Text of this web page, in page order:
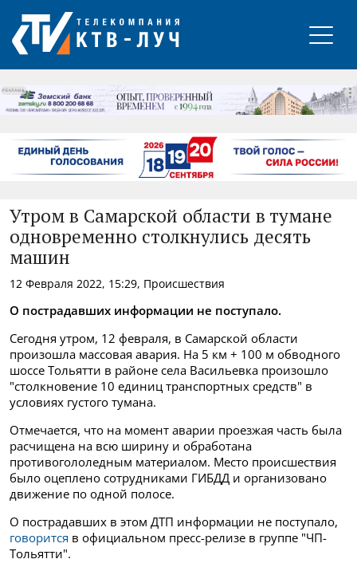
РЕКЛАМА
Утром в Самарской области в тумане
одновременно столкнулись десять
машин
12 Февраля 2022, 15:29, Происшествия
О пострадавших информации не поступало.
Сегодня утром, 12 февраля, в Самарской области
произошла массовая авария. На 5 км + 100 м обводного
шоссе Тольятти в районе села Васильевка произошло
"столкновение 10 единиц транспортных средств" в
условиях густого тумана.
Отмечается, что на момент аварии проезжая часть была
расчищена на всю ширину и обработана
противогололедным материалом. Место происшествия
было оцеплено сотрудниками ГИБДД и организовано
движение по одной полосе.
О пострадавших в этом ДТП информации не поступало,
говорится в официальном пресс-релизе в группе "ЧП-
Тольятти".